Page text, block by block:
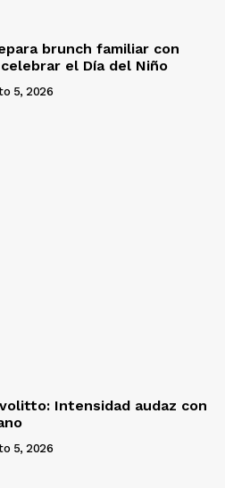
brunch familiar con
el Día del Niño
5, 2026
Intensidad audaz con
5, 2026